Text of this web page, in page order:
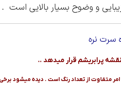
و وضوح بسیار بالایی است .
سرت نره
از تعداد رنگ است . دیده میشود برخی